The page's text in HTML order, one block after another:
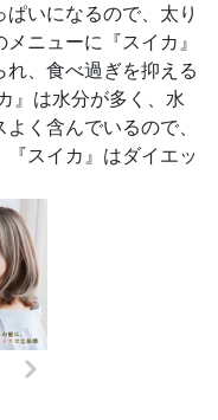
いになるので、太り
ニューに『スイカ』
、食べ過ぎを抑える
』は水分が多く、水
く含んでいるので、
スイカ』はダイエッ